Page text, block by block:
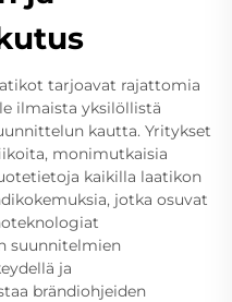
tarjoavat rajattomia
ilmaista yksilöllistä
kautta. Yritykset
monimutkaisia
kaikilla laatikon
jotka osuvat
suunnitelmien
ja
brändiohjeiden